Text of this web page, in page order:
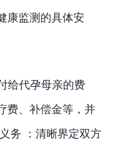
康监测的具体安
给代孕母亲的费
费、补偿金等，并
务 ：清晰界定双方